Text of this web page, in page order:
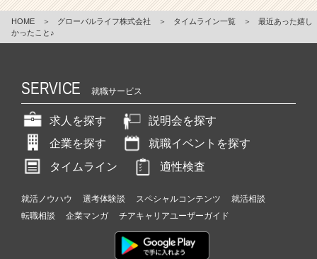
HOME ＞ グローバルライフ株式会社 ＞ タイムライン一覧 ＞
最近あった嬉し
かったこと♪
SERVICE 就職サービス
求人を探す
説明会を探す
企業を探す
就職イベントを探す
タイムライン
適性検査
就活ノウハウ 選考体験談 スペシャルコンテンツ
就活相談
転職相談
企業マンガ チアキャリアユーザーガイド